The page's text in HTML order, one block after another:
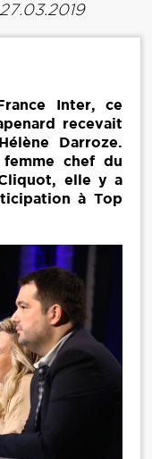
Inter, ce
recevait
Darroze.
chef du
elle y a
à Top